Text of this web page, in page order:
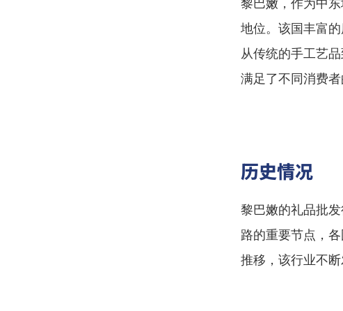
黎巴嫩，作为中
地位。该国丰富
从传统的手工艺
满足了不同消费者
历史情况
黎巴嫩的礼品批
路的重要节点，
推移，该行业不